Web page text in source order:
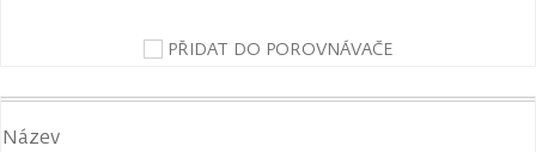
PŘIDAT DO POROVNÁVAČE
Název